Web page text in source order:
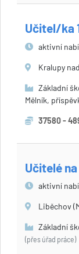
Učitel/ka
aktivní
Kralupy
Základní
Mělník,
37580 -
Učitelé
aktivní
Liběchov
Základní
(přes úřad práce)